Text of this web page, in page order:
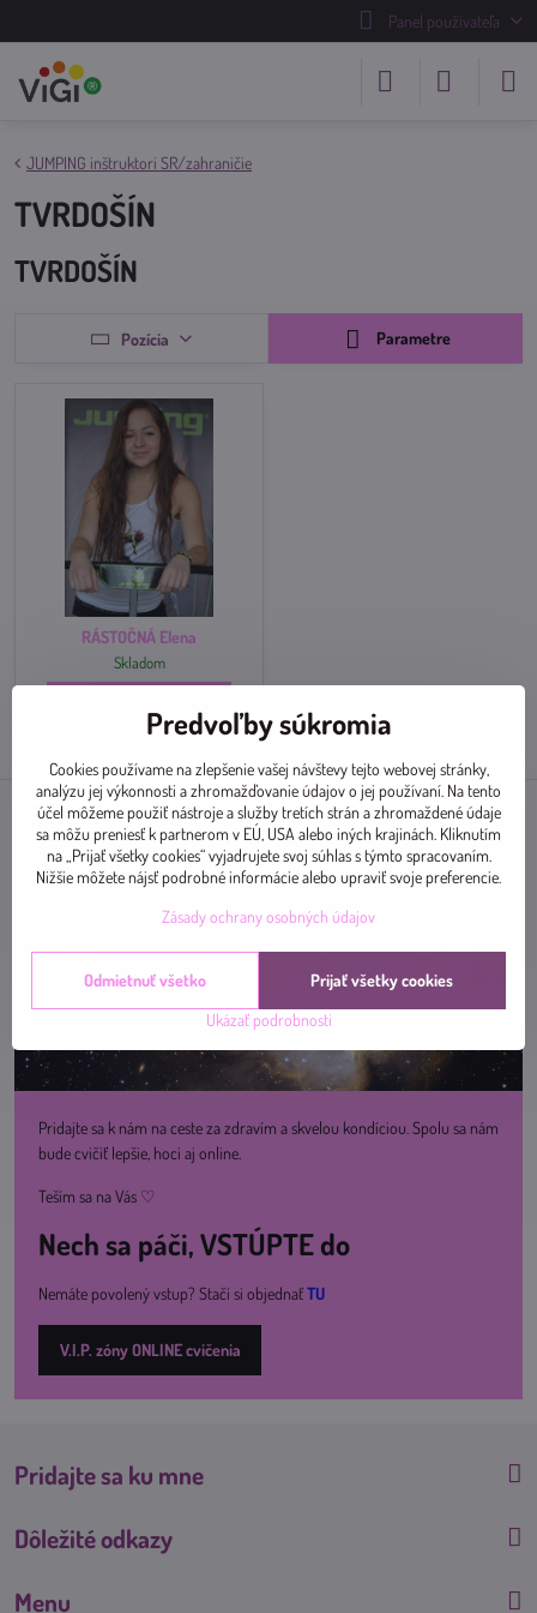
Panel používateľa
JUMPING inštruktori SR/zahraničie
TVRDOŠÍN
TVRDOŠÍN
Pozícia Parametre
RÁSTOČNÁ Elena
Skladom
Pridajte sa k nám na ceste za zdravím a skvelou kondíciou. Spolu sa nám
bude cvičiť lepšie, hoci aj online.
Teším sa na Vás ♡
Nech sa páči, VSTÚPTE do
Nemáte povolený vstup? Stačí si objednaťTU
V.I.P. zóny ONLINE cvičenia
Pridajte sa ku mne
Dôležité odkazy
Menu
Predvoľby súkromia
Cookies používame na zlepšenie vašej návštevy tejto webovej stránky,
analýzu jej výkonnosti a zhromažďovanie údajov o jej používaní. Na tento
účel môžeme použiť nástroje a služby tretích strán a zhromaždené údaje
sa môžu preniesť k partnerom v EÚ, USA alebo iných krajinách. Kliknutím
na „Prijať všetky cookies“ vyjadrujete svoj súhlas s týmto spracovaním.
Nižšie môžete nájsť podrobné informácie alebo upraviť svoje preferencie.
Zásady ochrany osobných údajov
Ukázať podrobnosti
Prijať všetky cookies
Odmietnuť všetko